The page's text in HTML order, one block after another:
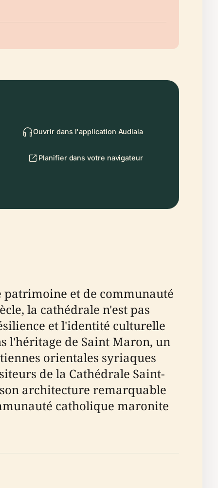
Ouvrir dans l'application Audiala
Planifier dans votre navigateur
patrimoine et de communauté
la cathédrale n'est pas
et l'identité culturelle
l'héritage de Saint Maron, un
orientales syriaques
de la Cathédrale Saint-
architecture remarquable
catholique maronite